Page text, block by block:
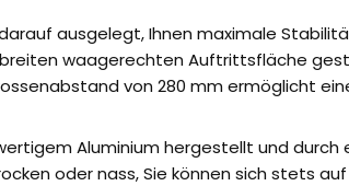
ausgelegt, Ihnen maximale
waagerechten Auftrittsfläche
von 280 mm ermöglicht
Aluminium hergestellt und
oder nass, Sie können sich stets